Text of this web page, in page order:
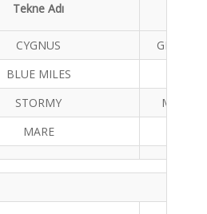
Tekne Adı
CYGNUS
GRAND
BLUE MILES
STORMY
MOUNT
MARE